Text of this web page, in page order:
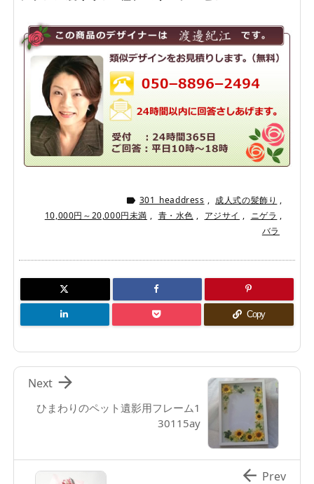
 301_headdress , 成人式の髪飾り ,
10,000円～20,000円未満 , 青・水色 , アジサイ , ニゲラ ,
バラ
Copy
ひまわりのペット遺影用フレーム1
30115ay

Next
 Prev